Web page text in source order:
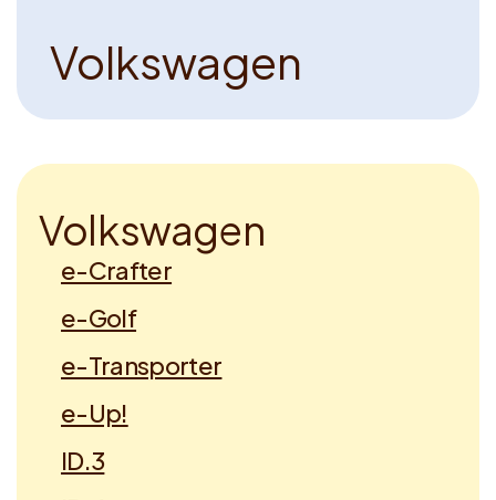
Volkswagen
Volkswagen
e-Crafter
e-Golf
e-Transporter
e-Up!
ID.3